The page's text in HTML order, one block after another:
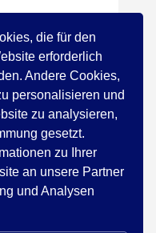
die für den
erforderlich
Andere Cookies,
personalisieren und
zu analysieren,
gesetzt.
zu Ihrer
an unsere Partner
und Analysen